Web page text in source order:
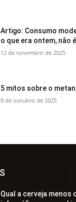
Artigo: Consumo
o que era ontem, não
12 de novembro de 2025
5 mitos sobre o
8 de outubro de 2025
Qual a cerveja menos